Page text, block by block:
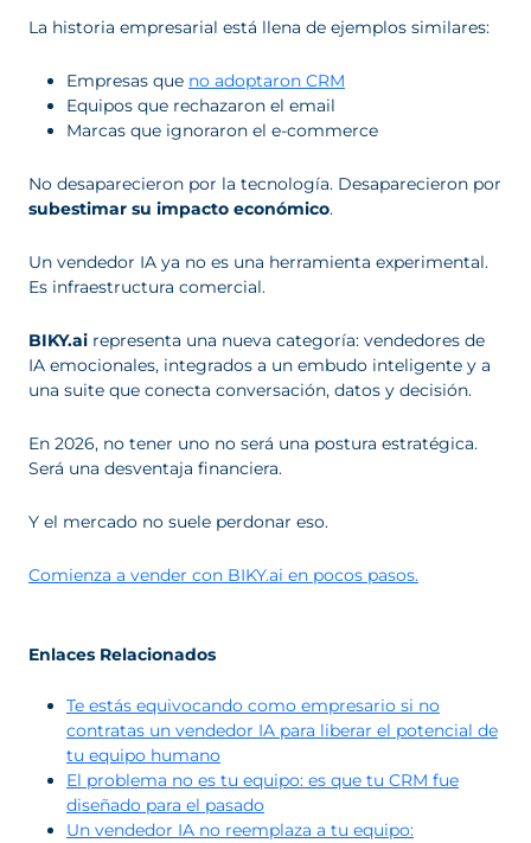
La historia empresarial está llena de ejemplos similares:
Empresas que no adoptaron CRM
Equipos que rechazaron el email
Marcas que ignoraron el e-commerce
No desaparecieron por la tecnología. Desaparecieron por
subestimar su impacto económico.
Un vendedor IA ya no es una herramienta experimental.
Es infraestructura comercial.
BIKY.ai representa una nueva categoría: vendedores de
IA emocionales, integrados a un embudo inteligente y a
una suite que conecta conversación, datos y decisión.
En 2026, no tener uno no será una postura estratégica.
Será una desventaja financiera.
Y el mercado no suele perdonar eso.
Comienza a vender con BIKY.ai en pocos pasos.
Enlaces Relacionados
Te estás equivocando como empresario si no
contratas un vendedor IA para liberar el potencial de
tu equipo humano
El problema no es tu equipo: es que tu CRM fue
diseñado para el pasado
Un vendedor IA no reemplaza a tu equipo: